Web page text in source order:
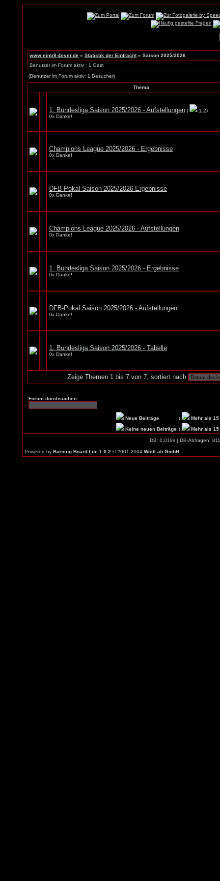
www.eintr8-4ever.de » Statistik der Eintracht» Saison 2025/2026
Benutzer im Forum aktiv : 1 Gast
(Benutzer im Forum aktiv: 1 Besucher)
Thema
1. Bundesliga Saison 2025/2026 - Aufstellungen ( 1 2)
0x Danke!
Champions League 2025/2026 - Ergebnisse
0x Danke!
DFB-Pokal Saison 2025/2026 Ergebnisse
0x Danke!
Champions League 2025/2026 - Aufstellungen
0x Danke!
1. Bundesliga Saison 2025/2026 - Ergebnisse
0x Danke!
DFB-Pokal Saison 2025/2026 - Aufstellungen
0x Danke!
1. Bundesliga Saison 2025/2026 - Tabelle
0x Danke!
Zeige Themen 1 bis 7 von 7, sortiert nach
Forum durchsuchen:
Neue Beiträge (
Mehr als
Keine neuen Beiträge ( Mehr als
DB: 0.019s | DB-Abfragen:
Powered by Burning Board Lite 1.0.2 © 2001-2004 WoltLab GmbH